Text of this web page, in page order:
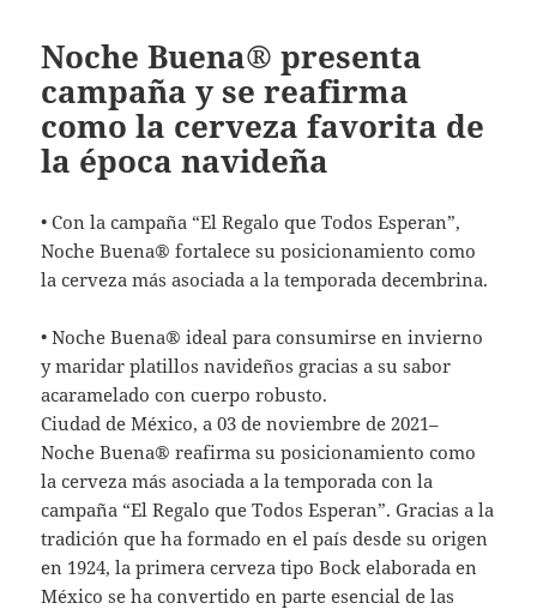
Noche Buena® presenta
campaña y se reafirma
como la cerveza favorita de
la época navideña
• Con la campaña “El Regalo que Todos Esperan”,
Noche Buena® fortalece su posicionamiento como
la cerveza más asociada a la temporada decembrina.
• Noche Buena® ideal para consumirse en invierno
y maridar platillos navideños gracias a su sabor
acaramelado con cuerpo robusto.
Ciudad de México, a 03 de noviembre de 2021–
Noche Buena® reafirma su posicionamiento como
la cerveza más asociada a la temporada con la
campaña “El Regalo que Todos Esperan”. Gracias a la
tradición que ha formado en el país desde su origen
en 1924, la primera cerveza tipo Bock elaborada en
México se ha convertido en parte esencial de las